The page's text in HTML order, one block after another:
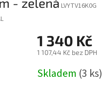
LVYTV16K0G
1 340 Kč
1 107,44 Kč bez DPH
cena:
Skladem (3 ks)